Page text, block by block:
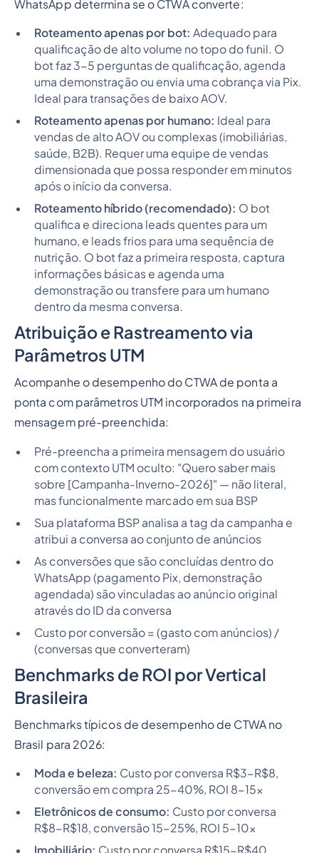
WhatsApp determina se o CTWA converte:
Roteamento apenas por bot: Adequado para
qualificação de alto volume no topo do funil. O
bot faz 3-5 perguntas de qualificação, agenda
uma demonstração ou envia uma cobrança via Pix.
Ideal para transações de baixo AOV.
Roteamento apenas por humano: Ideal para
vendas de alto AOV ou complexas (imobiliárias,
saúde, B2B). Requer uma equipe de vendas
dimensionada que possa responder em minutos
após o início da conversa.
Roteamento híbrido (recomendado): O bot
qualifica e direciona leads quentes para um
humano, e leads frios para uma sequência de
nutrição. O bot faz a primeira resposta, captura
informações básicas e agenda uma
demonstração ou transfere para um humano
dentro da mesma conversa.
Atribuição e Rastreamento via
Parâmetros UTM
Acompanhe o desempenho do CTWA de ponta a
ponta com parâmetros UTM incorporados na primeira
mensagem pré-preenchida:
Pré-preencha a primeira mensagem do usuário
com contexto UTM oculto: "Quero saber mais
sobre [Campanha-Inverno-2026]" — não literal,
mas funcionalmente marcado em sua BSP
Sua plataforma BSP analisa a tag da campanha e
atribui a conversa ao conjunto de anúncios
As conversões que são concluídas dentro do
WhatsApp (pagamento Pix, demonstração
agendada) são vinculadas ao anúncio original
através do ID da conversa
Custo por conversão = (gasto com anúncios) /
(conversas que converteram)
Benchmarks de ROI por Vertical
Brasileira
Benchmarks típicos de desempenho de CTWA no
Brasil para 2026:
Moda e beleza: Custo por conversa R$3-R$8,
conversão em compra 25-40%, ROI 8-15x
Eletrônicos de consumo: Custo por conversa
R$8-R$18, conversão 15-25%, ROI 5-10x